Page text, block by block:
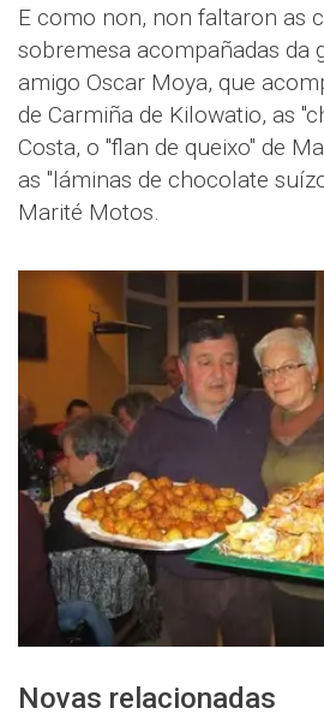
E como non, non faltaron as
sobremesa acompañadas da
amigo Oscar Moya, que
de Carmiña de Kilowatio, as
Costa, o "flan de queixo" de
as "láminas de chocolate
Marité Motos.
Novas relacionadas